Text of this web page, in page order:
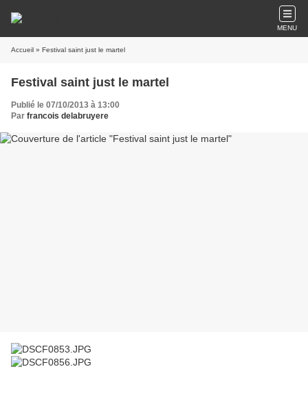
MENU
Accueil » Festival saint just le martel
Festival saint just le martel
Publié le 07/10/2013 à 13:00
Par francois delabruyere